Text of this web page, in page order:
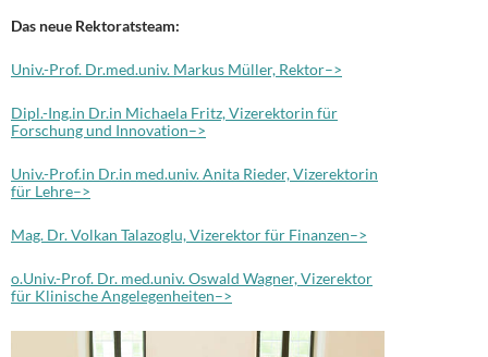
Das neue Rektoratsteam:
Univ.-Prof. Dr.med.univ. Markus Müller, Rektor–>
Dipl.-Ing.in Dr.in Michaela Fritz, Vizerektorin für
Forschung und Innovation–>
Univ.-Prof.in Dr.in med.univ. Anita Rieder, Vizerektorin
für Lehre–>
Mag. Dr. Volkan Talazoglu, Vizerektor für Finanzen–>
o.Univ.-Prof. Dr. med.univ. Oswald Wagner, Vizerektor
für Klinische Angelegenheiten–>